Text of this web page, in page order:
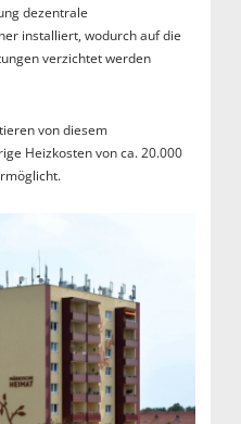
dezentrale
installiert, wodurch auf die
verzichtet werden
von diesem
Heizkosten von ca. 20.000